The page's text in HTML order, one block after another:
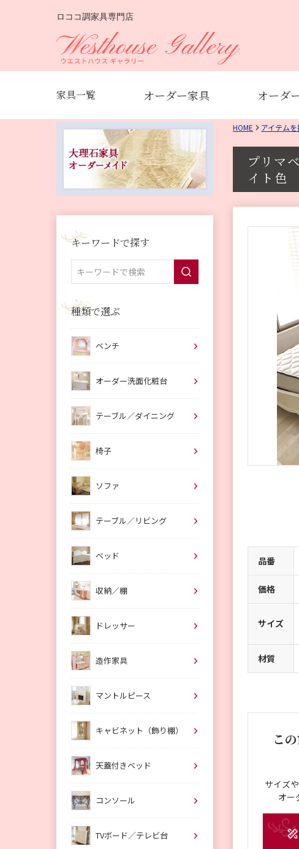
ロココ調家具専門店
家具一覧 オーダー家具 オーダ
HOME アイテム
プリマ
イト色
品番
価格
サイズ
材質
こ
サイズ
オー
キーワードで探す
種類で選ぶ
ベンチ
オーダー洗面化粧台
テーブル／ダイニング
椅子
ソファ
テーブル／リビング
ベッド
収納／棚
ドレッサー
造作家具
マントルピース
キャビネット（飾り棚）
天蓋付きベッド
コンソール
TVボード／テレビ台